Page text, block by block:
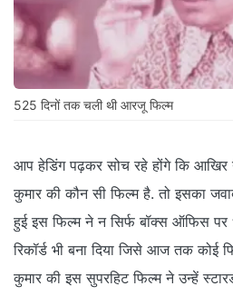
525 दिनों तक चली थी आरजू फिल्म
आप हेडिंग पढ़कर सोच रहे होंगे कि आखिर
कुमार की कौन सी फिल्म है. तो इसका
हुई इस फिल्म ने न सिर्फ बॉक्स ऑफिस पर
रिकॉर्ड भी बना दिया जिसे आज तक कोई
कुमार की इस सुपरहिट फिल्म ने उन्हें